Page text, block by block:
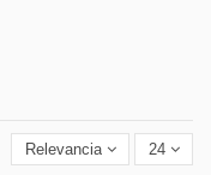
Relevancia 24